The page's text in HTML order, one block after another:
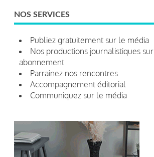
NOS SERVICES
Publiez gratuitement sur le média
Nos productions journalistiques sur
abonnement
Parrainez nos rencontres
Accompagnement éditorial
Communiquez sur le média